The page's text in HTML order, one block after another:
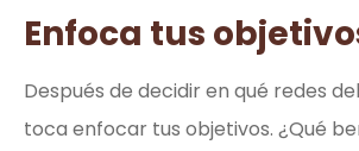
Enfoca tus
Después de decidir en qué redes
toca enfocar tus objetivos. ¿Qué